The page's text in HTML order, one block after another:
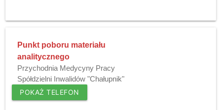
Punkt poboru materiału
analitycznego
Przychodnia Medycyny Pracy
Spółdzielni Inwalidów "Chałupnik"
POKAŻ TELEFON